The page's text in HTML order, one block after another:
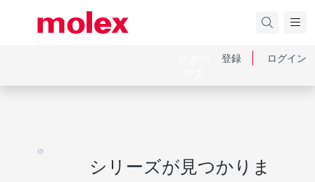
登録 ログイン
シリーズが見つかりま